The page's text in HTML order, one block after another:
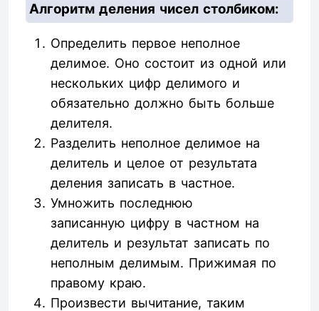
Алгоритм деления чисел столбиком:
Определить первое неполное
делимое. Оно состоит из одной или
нескольких цифр делимого и
обязательно должно быть больше
делителя.
Разделить неполное делимое на
делитель и целое от результата
деления записать в частное.
Умножить последнюю
записанную цифру в частном на
делитель и результат записать по
неполным делимым. Прижимая по
правому краю.
Произвести вычитание, таким